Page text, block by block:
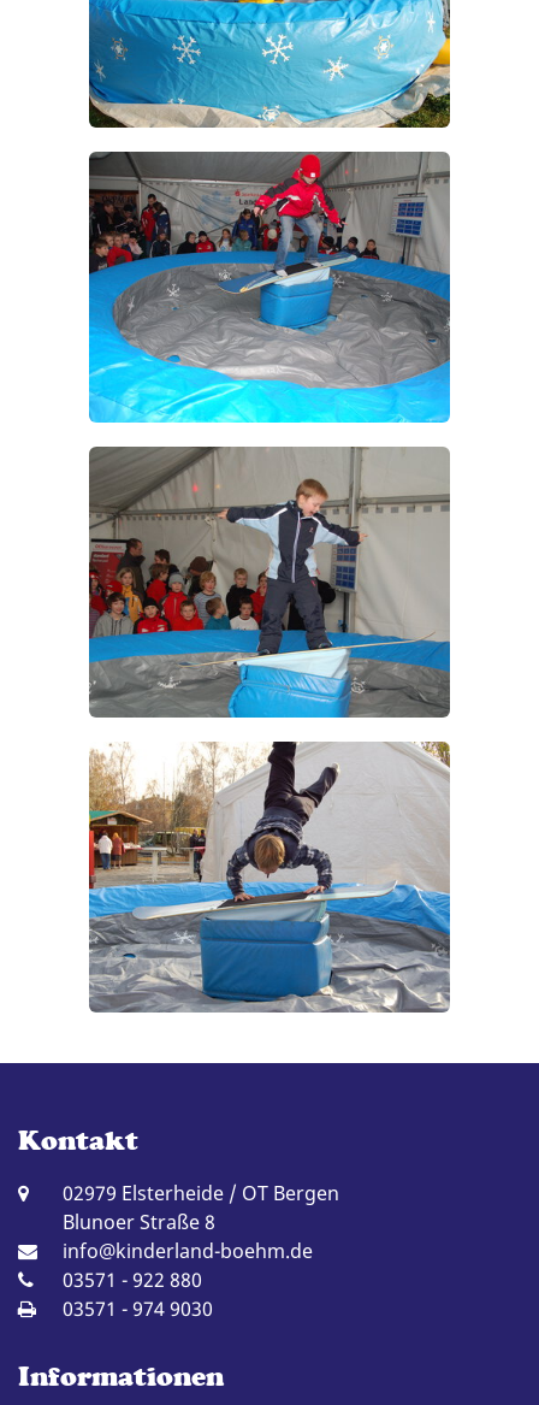
Kontakt
02979 Elsterheide / OT Bergen
Blunoer Straße 8
info@kinderland-boehm.de
03571 - 922 880
03571 - 974 9030
Informationen